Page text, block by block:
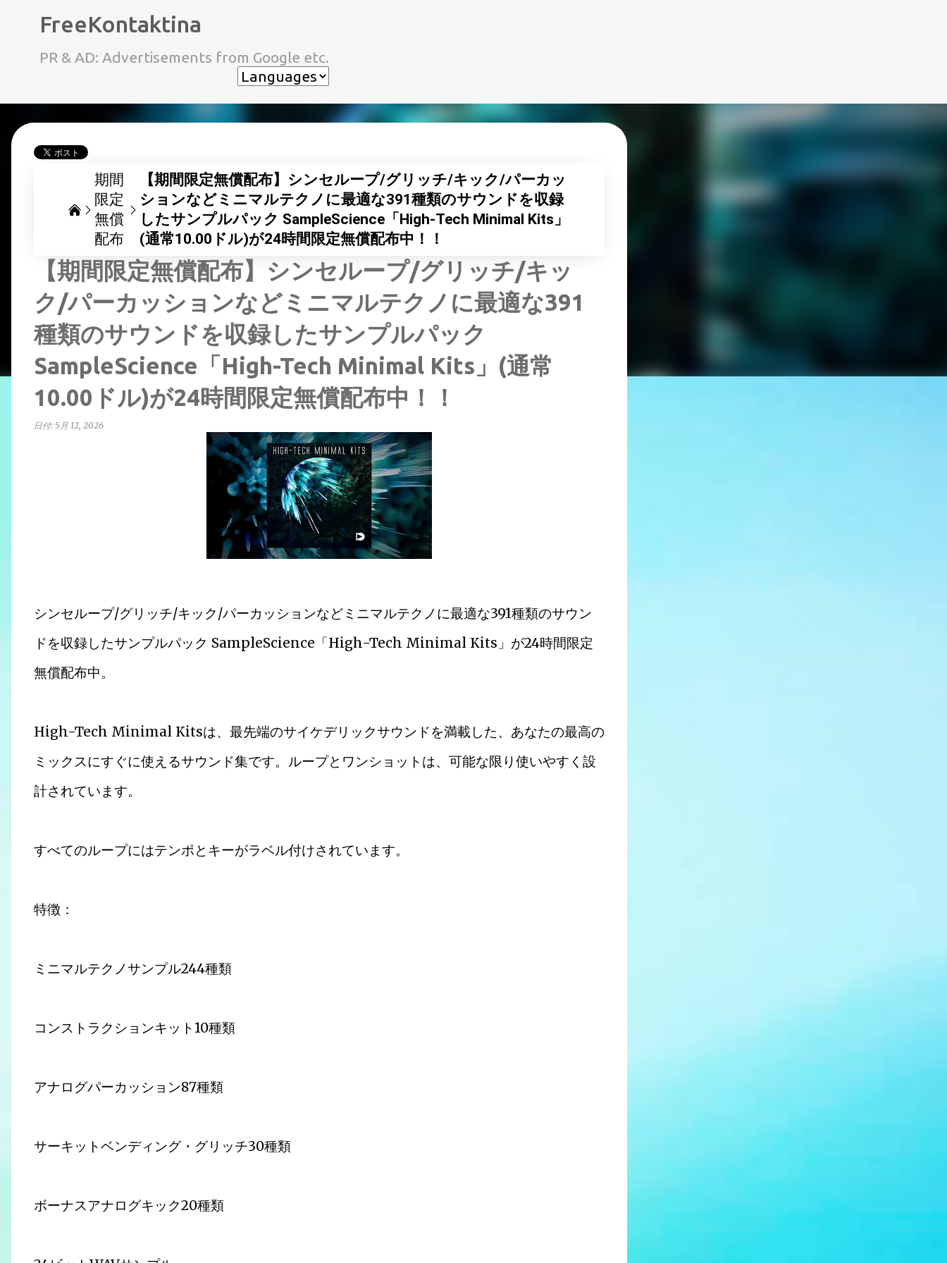
FreeKontaktina
PR & AD: Advertisements from Google etc.
期間
限定
無償
配布
【期間限定無償配布】シンセループ/グリッチ/キック/パーカッ
ションなどミニマルテクノに最適な391種類のサウンドを収録
したサンプルパック SampleScience「High-Tech Minimal Kits」
(通常10.00ドル)が24時間限定無償配布中！！
【期間限定無償配布】シンセループ/グリッチ/キッ
ク/パーカッションなどミニマルテクノに最適な391
種類のサウンドを収録したサンプルパック
SampleScience「High-Tech Minimal Kits」(通常
10.00ドル)が24時間限定無償配布中！！
日付: 5月 12, 2026
シンセループ/グリッチ/キック/パーカッションなどミニマルテクノに最適な391種類のサウン
ドを収録したサンプルパック SampleScience「High-Tech Minimal Kits」が24時間限定
無償配布中。
High-Tech Minimal Kitsは、最先端のサイケデリックサウンドを満載した、あなたの最高の
ミックスにすぐに使えるサウンド集です。ループとワンショットは、可能な限り使いやすく設
計されています。
すべてのループにはテンポとキーがラベル付けされています。
特徴：
ミニマルテクノサンプル244種類
コンストラクションキット10種類
アナログパーカッション87種類
サーキットベンディング・グリッチ30種類
ボーナスアナログキック20種類